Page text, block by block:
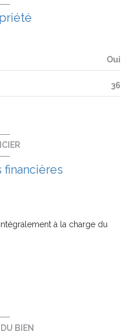
Oui
36
financières
à la charge du
BIEN